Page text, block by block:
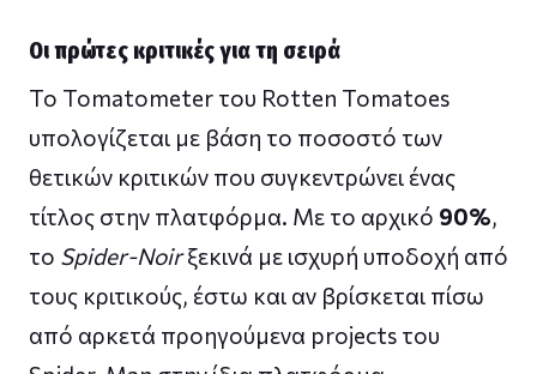
Οι πρώτες κριτικές για τη σειρά
Το Tomatometer του Rotten Tomatoes
υπολογίζεται με βάση το ποσοστό των
θετικών κριτικών που συγκεντρώνει ένας
τίτλος στην πλατφόρμα. Με το αρχικό 90%,
το Spider-Noirξεκινά με ισχυρή υποδοχή από
τους κριτικούς, έστω και αν βρίσκεται πίσω
από αρκετά προηγούμενα projects του